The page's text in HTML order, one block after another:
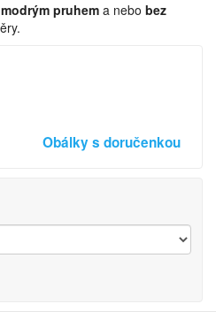
pruhema nebo bez
Obálky s doručenkou